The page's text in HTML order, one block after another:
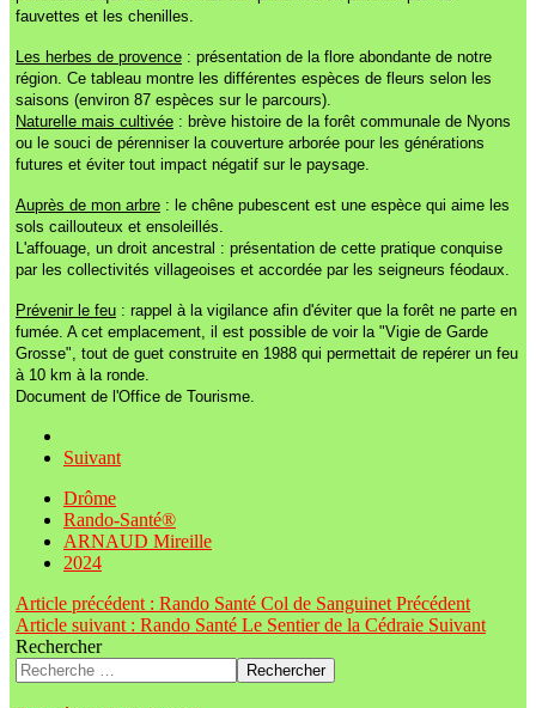
fauvettes et les chenilles.
Les herbes de provence : présentation de la flore abondante de notre
région. Ce tableau montre les différentes espèces de fleurs selon les
saisons (environ 87 espèces sur le parcours).
Naturelle mais cultivée : brève histoire de la forêt communale de Nyons
ou le souci de pérenniser la couverture arborée pour les générations
futures et éviter tout impact négatif sur le paysage.
Auprès de mon arbre : le chêne pubescent est une espèce qui aime les
sols caillouteux et ensoleillés.
L'affouage, un droit ancestral : présentation de cette pratique conquise
par les collectivités villageoises et accordée par les seigneurs féodaux.
Prévenir le feu : rappel à la vigilance afin d'éviter que la forêt ne parte en
fumée. A cet emplacement, il est possible de voir la "Vigie de Garde
Grosse", tout de guet construite en 1988 qui permettait de repérer un feu
à 10 km à la ronde.
Document de l'Office de Tourisme.
Suivant
Drôme
Rando-Santé®
ARNAUD Mireille
2024
Article précédent : Rando Santé Col de Sanguinet Précédent
Article suivant : Rando Santé Le Sentier de la Cédraie Suivant
Rechercher
Rechercher